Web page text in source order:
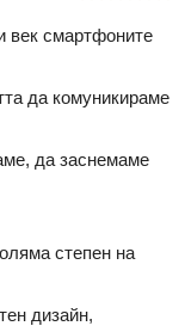
век смартфоните
да комуникираме
да заснемаме
степен на
дизайн,